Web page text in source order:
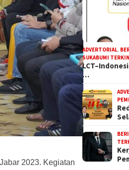
2023. Kegiatan
ADVERTORIAL
SUKABUMI
…